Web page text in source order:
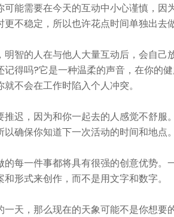
可能需要在今天的互动中小心谨慎，
更不稳定，所以也许花点时间单独出去
明智的人在与他人大量互动后，会自
记得吗?它是一种温柔的声音，在你的
不会在工作时陷入个人冲突。
推迟，因为和你一起去的人感觉不舒
以确保你知道下一次活动的时间和地
的每一件事都将具有很强的创意优势
形式来创作，而不是用文字和数字。
一天，那么现在的天象可能不是你想